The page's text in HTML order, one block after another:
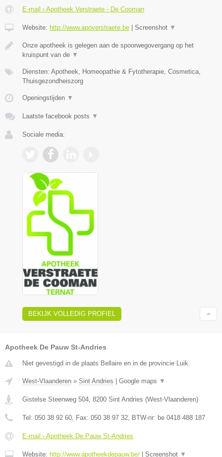
E-mail › Apotheek Verstraete - De Cooman
Website: http://www.apoverstraete.be | Screenshot ▼
Onze apotheek is gelegen aan de spoorwegovergang op het
kruispunt van de ▼
Diensten: Apotheek, Homeopathie & Fytotherapie, Cosmetica,
Thuisgezondheiszorg
Openingstijden ▼
Laatste facebook posts ▼
Sociale media:
BEKIJK VOLLEDIG PROFIEL
Apotheek De Pauw St-Andries
Niet gevestigd in de plaats Bellaire en in de provincie Luik.
West-Vlaanderen » Sint Andries Google maps ▼
Gistelse Steenweg 504, 8200 Sint Andries (West-Vlaanderen)
Tel: 050 38 92 60, Fax: 050 38 97 32, BTW-nr: be 0418 488 187
E-mail › Apotheek De Pauw St-Andries
Website: http://www.apotheekdepauw.be/ Screenshot ▼